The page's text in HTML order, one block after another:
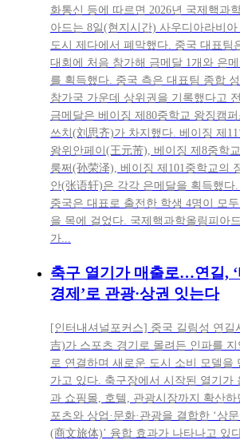
화통신 등에 따르면 2026년 국제핵과
아드는 8일(현지시간) 사우디아라비아
도시 제다에서 폐막했다. 중국 대표팀
대회에 처음 참가해 금메달 1개와 은메
를 획득했다. 중국 측은 대표팀 종합 성
참가국 가운데 상위권을 기록했다고
금메달은 베이징 제80중학교 왕징캠
쓰치(刘思齐)가 차지했다. 베이징 제11
왕위안페이(王元芾), 베이징 제8중학
룽쩌(孙荣泽), 베이징 제101중학교의
안(张语轩)은 각각 은메달을 획득했다.
중국은 대표로 출전한 학생 4명이 모
을 목에 걸었다. 국제핵과학올림피아
가...
축구 열기가 매출로…연길, ‘
경제’로 관광·상권 잇는다
[인터내셔널포커스] 중국 길림성 연길
吉)가 스포츠 경기로 몰려든 인파를 지
로 연결하며 새로운 도시 소비 모델을
가고 있다. 축구장에서 시작된 열기가
과 쇼핑몰, 호텔, 관광시장까지 확산하
포츠와 상업·문화·관광을 결합한 ‘상문
(商文旅体)’ 융합 효과가 나타나고 있